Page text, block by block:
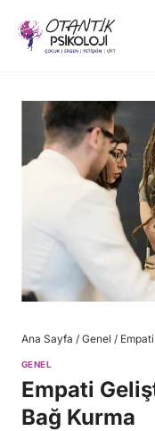
content
Ana Sayfa / Genel /
GENEL
Empati
Bağ Kurma